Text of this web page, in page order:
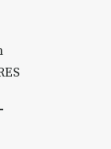
n’est
et